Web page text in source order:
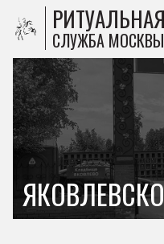
РИТУАЛЬНАЯ
СЛУЖБА МОСКВЫ